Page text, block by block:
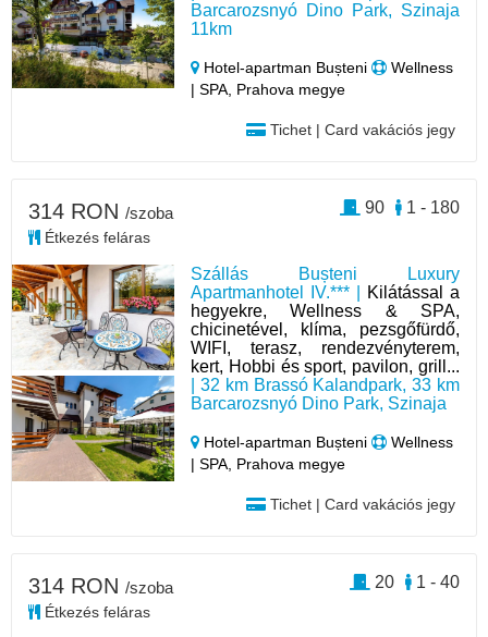
Barcarozsnyó Dino Park, Szinaja
11km
Hotel‑apartman Bușteni
Wellness
| SPA, Prahova megye
Tichet | Card vakációs jegy
Szállás Bușteni Luxury
Apartmanhotel IV.*** |
Kilátással a
hegyekre, Wellness & SPA,
chicinetével, klíma, pezsgőfürdő,
WIFI, terasz, rendezvényterem,
kert, Hobbi és sport, pavilon, grill...
| 32 km Brassó Kalandpark, 33 km
Barcarozsnyó Dino Park, Szinaja
Hotel‑apartman Bușteni
Wellness
| SPA, Prahova megye
Tichet | Card vakációs jegy
314 RON /szoba
Étkezés feláras
1 - 180
90
314 RON /szoba
Étkezés feláras
1 - 40
20